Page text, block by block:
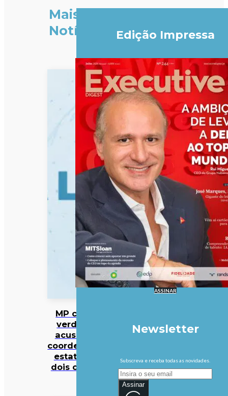
Mais
Notícias
MP cabo-
verdiano
acusa ex-
coordenador
estatal de
dois crimes
Edição Impressa
ASSINAR
Newsletter
Subscreva e receba todas as novidades.
Assinar